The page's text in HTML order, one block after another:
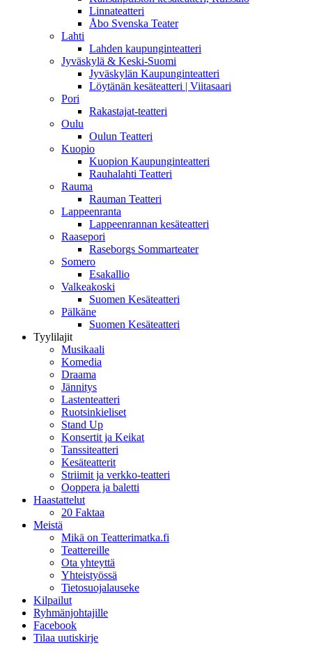
Linnateatteri
Åbo Svenska Teater
Lahti
Lahden kaupunginteatteri
Jyväskylä & Keski-Suomi
Jyväskylän Kaupunginteatteri
Löytänän kesäteatteri | Viitasaari
Pori
Rakastajat-teatteri
Oulu
Oulun Teatteri
Kuopio
Kuopion Kaupunginteatteri
Rauhalahti Teatteri
Rauma
Rauman Teatteri
Lappeenranta
Lappeenrannan kesäteatteri
Raasepori
Raseborgs Sommarteater
Somero
Esakallio
Valkeakoski
Suomen Kesäteatteri
Pälkäne
Suomen Kesäteatteri
Tyylilajit
Musikaali
Komedia
Draama
Jännitys
Lastenteatteri
Ruotsinkieliset
Stand Up
Konsertit ja Keikat
Tanssiteatteri
Kesäteatterit
Striimit ja verkko-teatteri
Ooppera ja baletti
Haastattelut
20 Faktaa
Meistä
Mikä on Teatterimatka.fi
Teattereille
Ota yhteyttä
Yhteistyössä
Tietosuojalauseke
Kilpailut
Ryhmänjohtajille
Facebook
Tilaa uutiskirje